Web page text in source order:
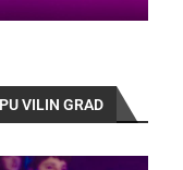
VILIN GRAD